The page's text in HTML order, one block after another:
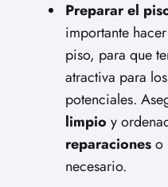
Preparar el
importante
piso, para que
atractiva para
potenciales.
limpio y
reparacioneso
necesario.